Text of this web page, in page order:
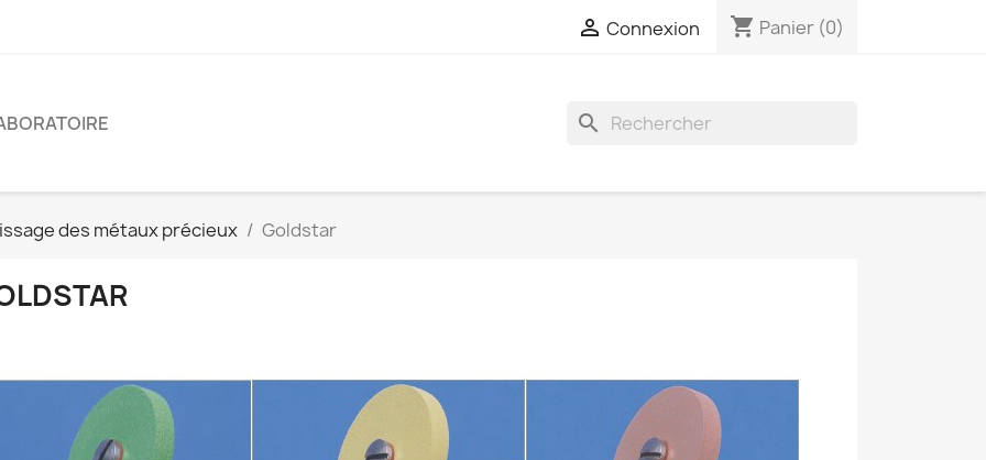
 Connexion shopping_cart Panier (0)
search
des métaux précieux Goldstar